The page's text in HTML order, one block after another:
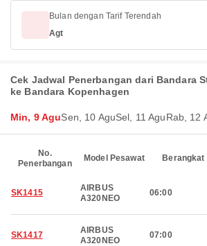
Bulan dengan Tarif Terendah
Agt
Cek Jadwal Penerbangan dari Bandara
ke Bandara Kopenhagen
Min, 9 AguSen, 10 AguSel, 11 AguRab, 12
No.
Penerbangan
Model Pesawat Berangkat
SK1415
AIRBUS
A320NEO
06:00
SK1417
AIRBUS
A320NEO
07:00